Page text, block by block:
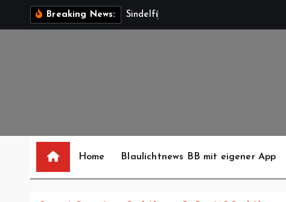
t
Breaking News: Sind e fi
Home Blaulichtnews BB mit eigener App